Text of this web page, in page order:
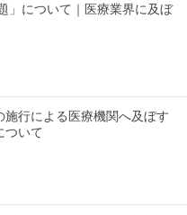
」について｜医療業界に及ぼ
施行による医療機関へ及ぼす
ついて